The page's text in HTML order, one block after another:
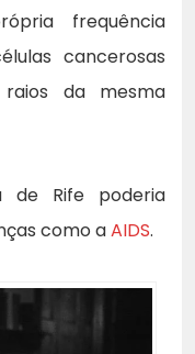
frequência
cancerosas
da mesma
de Rife poderia
como aAIDS.